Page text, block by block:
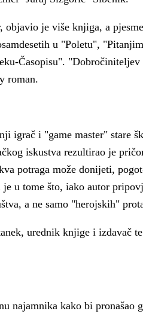
objavio je više knjiga, a
u "Poletu",
Časopisu".
roman.
igrač i "game master" stare
iskustva rezultirao je
potraga može donijeti,
u tome što, iako autor
a ne samo "herojskih"
urednik knjige i izdavač
najamnika kako bi pronašao
hostel Titius u